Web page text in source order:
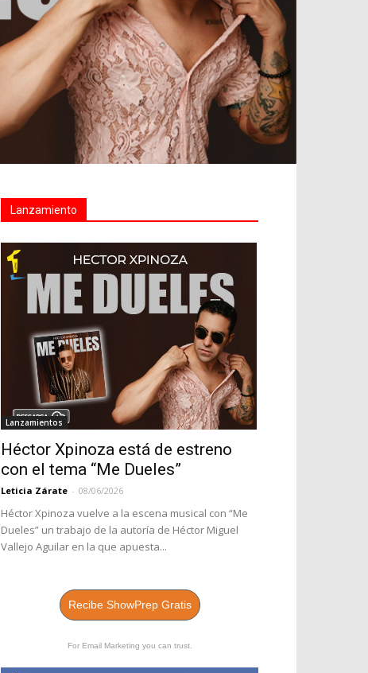
Lanzamiento
Lanzamientos
Héctor Xpinoza está de estreno
con el tema “Me Dueles”
Leticia Zárate - 08/06/2026
Héctor Xpinoza vuelve a la escena musical con “Me
Dueles” un trabajo de la autoría de Héctor Miguel
Vallejo Aguilar en la que apuesta...
Recibe ShowPrep Gratis
For Email Marketing you can trust.